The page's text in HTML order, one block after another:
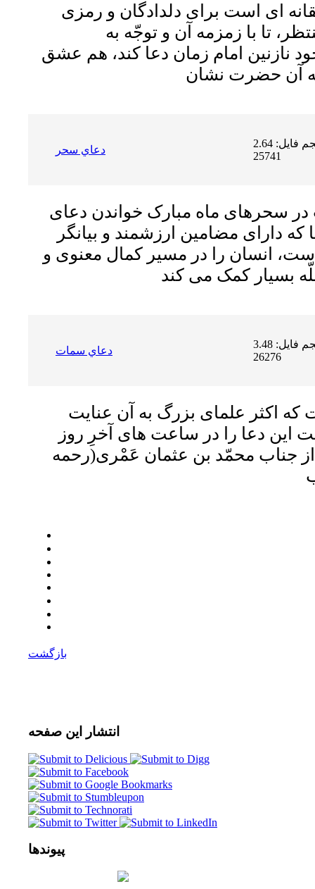
اى است براى دلدادگان و رمزى
تا با زمزمه آن و توجّه به
نازنین امام زمان دعا کند، هم عشق
دعاي سحر
حجم فایل: 2.64 MB | دریافت ها:
25741
سحرهاى ماه مبارک خواندن دعاى
داراى مضامین ارزشمند و بیانگر
انسان را در مسیر کمال معنوى و
دعاي سمات
حجم فایل: 3.48 MB | دریافت ها:
26276
اکثر علماى بزرگ به آن عنایت
این دعا را در ساعت هاى آخرِ روز
از جناب محمّد بن عثمان عَمْرى(رحمه
بازگشت
انتشار این صفحه
پیوندها